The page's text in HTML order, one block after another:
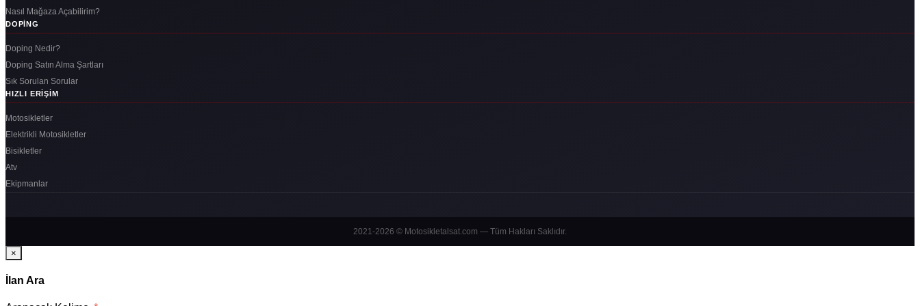
Nasıl Mağaza Açabilirim?
DOPING
Doping Nedir?
Doping Satın Alma Şartları
Sık Sorulan Sorular
HIZLI ERIŞIM
Motosikletler
Elektrikli Motosikletler
Bisikletler
Atv
Ekipmanlar
2021-2026 © Motosikletalsat.com — Tüm Hakları Saklıdır.
×
İlan Ara